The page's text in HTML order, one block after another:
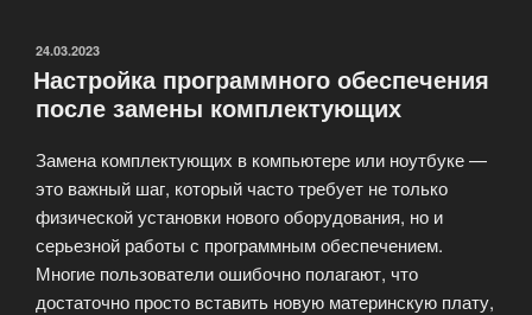
старый
ноутбук
быстрее»
ОПУБЛИКОВАНО
24.03.2023
Настройка программного обеспечения
после замены комплектующих
Замена комплектующих в компьютере или ноутбуке —
это важный шаг, который часто требует не только
физической установки нового оборудования, но и
серьезной работы с программным обеспечением.
Многие пользователи ошибочно полагают, что
достаточно просто вставить новую материнскую плату,